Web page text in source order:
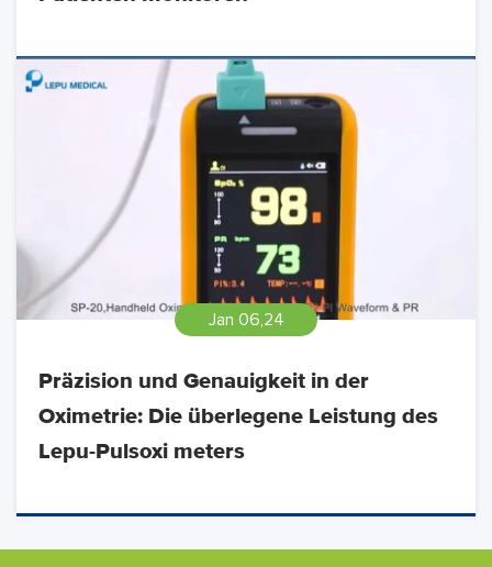
Jan 06,24
Präzision und Genauigkeit in der
Oximetrie: Die überlegene Leistung des
Lepu-Pulsoxi meters